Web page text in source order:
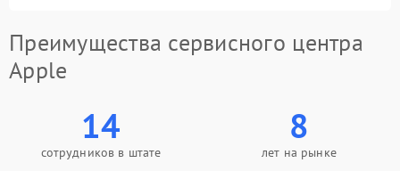
Преимущества сервисного центра
Apple
14
сотрудников в штате
8
лет на рынке